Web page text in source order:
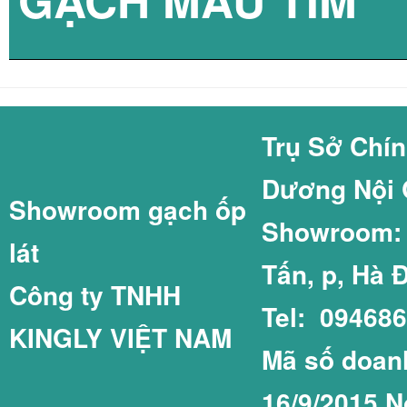
GẠCH COTTO
GẠCH LÁT SÂN
GẠCH LÁT SÂN
GẠCH THẺ
GẠCH THẺ
GẠCH THẺ
Showroom gạch ốp
lát
Công ty TNHH
KINGLY VIỆT NAM
Trụ Sở
Dương Nội
Tấn, p, Hà
Tel:
Mã số